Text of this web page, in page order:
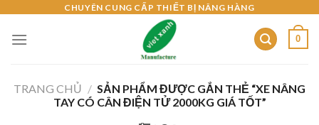
content
CHUYÊN CUNG CẤP THIẾT BỊ NÂNG HÀNG
0
TRANG CHỦ / SẢN PHẨM ĐƯỢC GẮN THẺ “XE NÂNG
TAY CÓ CÂN ĐIỆN TỬ 2000KG GIÁ TỐT”